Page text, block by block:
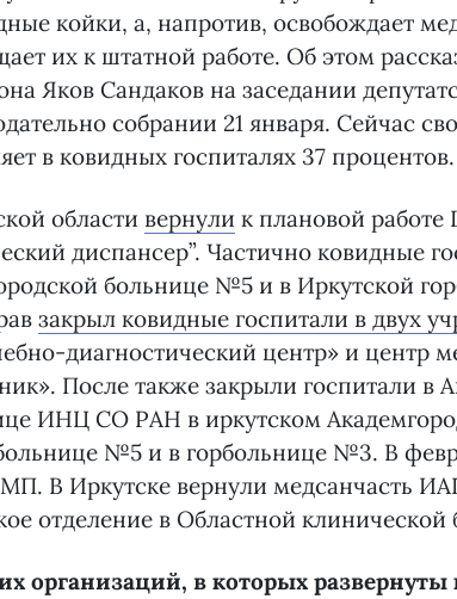
койки, а, напротив, освобождает
их к штатной работе. Об этом
Яков Сандаков на заседании
собрании 21 января. Сейчас
в ковидных госпиталях 37 процентов.
области вернули к плановой работе
диспансер”. Частично ковидные
больнице №5 и в Иркутской
закрыл ковидные госпитали в двух
диагностический центр» и центр
После также закрыли госпитали в
ИНЦ СО РАН в иркутском
№5 и в горбольнице №3. В
В Иркутске вернули медсанчасть
отделение в Областной клинической
организаций, в которых